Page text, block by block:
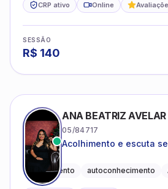
CRP ativo Online
SESSÃO
R$ 140
ANA BEATRIZ AVELAR
05/84717
Acolhimento e escuta
Acolhimento autoconhecimento